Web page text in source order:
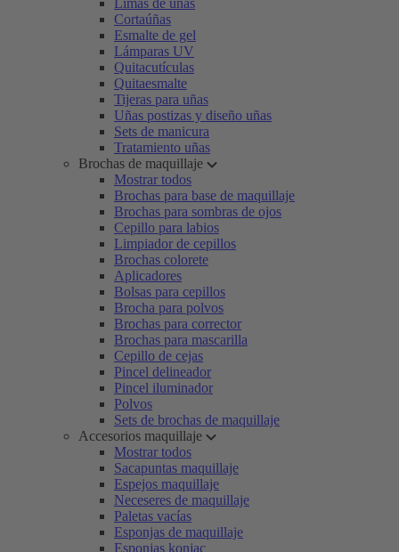
Limas de uñas
Cortaúñas
Esmalte de gel
Lámparas UV
Quitacutículas
Quitaesmalte
Tijeras para uñas
Uñas postizas y diseño uñas
Sets de manicura
Tratamiento uñas
Brochas de maquillaje
Mostrar todos
Brochas para base de maquillaje
Brochas para sombras de ojos
Cepillo para labios
Limpiador de cepillos
Brochas colorete
Aplicadores
Bolsas para cepillos
Brocha para polvos
Brochas para corrector
Brochas para mascarilla
Cepillo de cejas
Pincel delineador
Pincel iluminador
Polvos
Sets de brochas de maquillaje
Accesorios maquillaje
Mostrar todos
Sacapuntas maquillaje
Espejos maquillaje
Neceseres de maquillaje
Paletas vacías
Esponjas de maquillaje
Esponjas konjac